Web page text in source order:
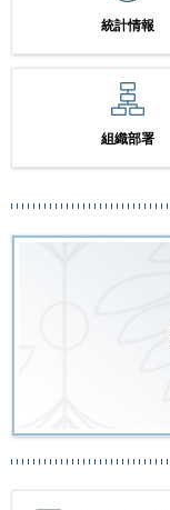
統計情報
組織部署